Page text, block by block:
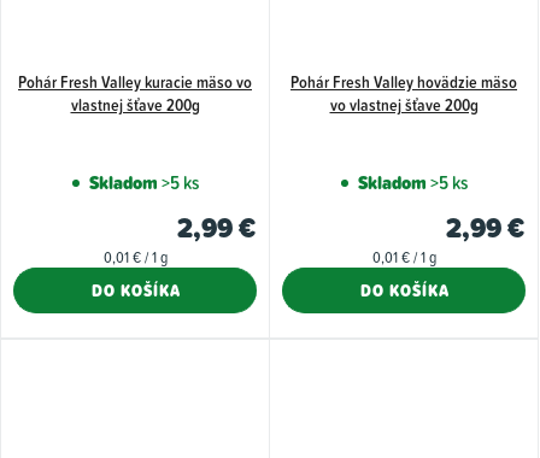
Pohár Fresh Valley kuracie mäso vo
vlastnej šťave 200g
Skladom>5 ks
2,99 €
Jednotková
0,01 € / 1 g
DO KOŠÍKA
Pohár Fresh Valley hovädzie mäso
vo vlastnej šťave 200g
Skladom>5 ks
2,99 €
Jednotková
0,01 € / 1 g
DO KOŠÍKA